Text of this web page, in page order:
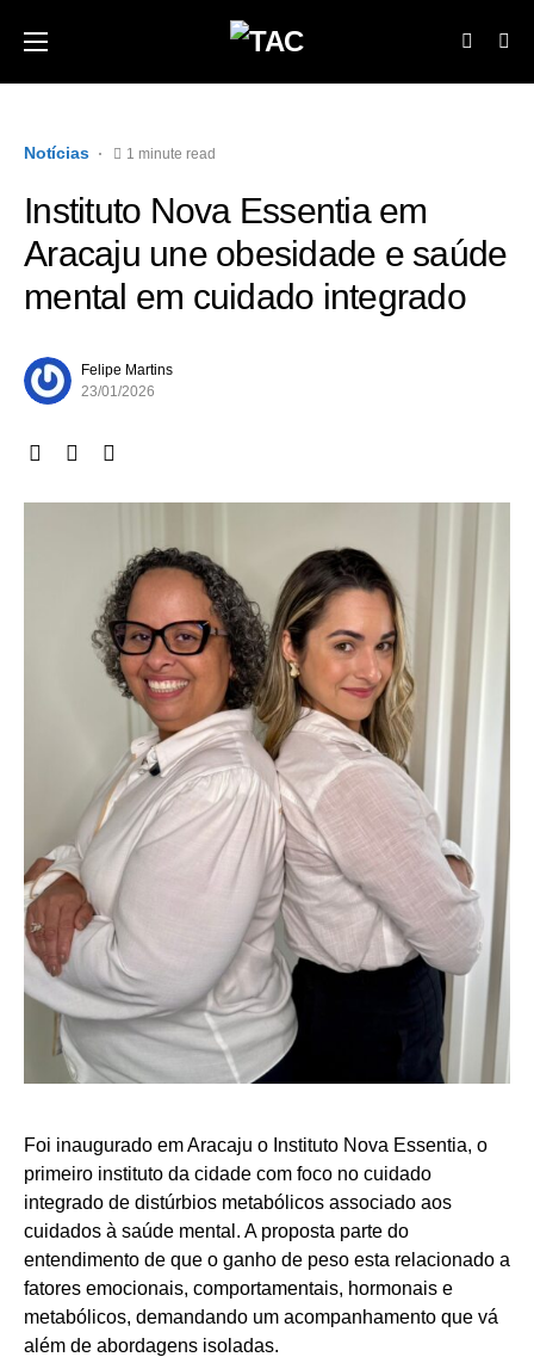
Notícias 1 minute read
Instituto Nova Essentia em
Aracaju une obesidade e saúde
mental em cuidado integrado
Felipe Martins
23/01/2026
Foi inaugurado em Aracaju o Instituto Nova Essentia, o
primeiro instituto da cidade com foco no cuidado
integrado de distúrbios metabólicos associado aos
cuidados à saúde mental. A proposta parte do
entendimento de que o ganho de peso esta relacionado a
fatores emocionais, comportamentais, hormonais e
metabólicos, demandando um acompanhamento que vá
além de abordagens isoladas.